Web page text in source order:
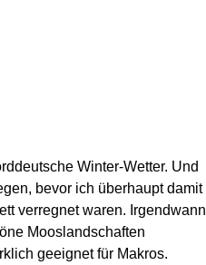
Winter-Wetter. Und
bevor ich überhaupt damit
verregnet waren. Irgendwann
Mooslandschaften
geeignet für Makros.